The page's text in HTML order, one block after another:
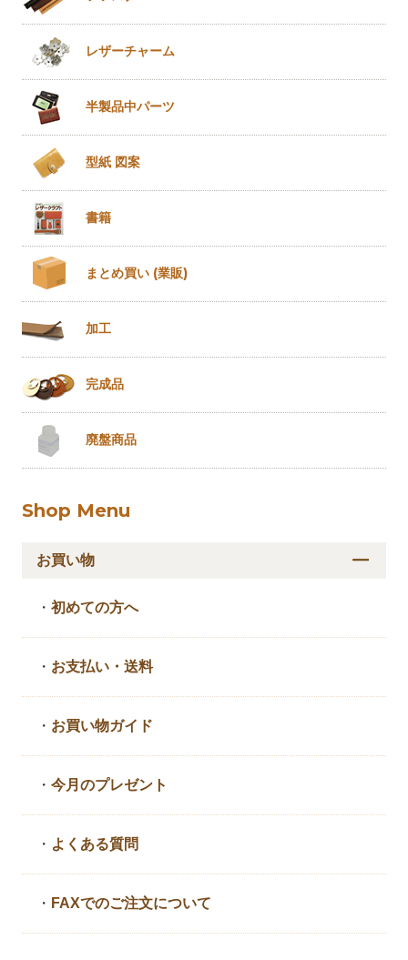
レザーチャーム
半製品中パーツ
型紙 図案
書籍
まとめ買い (業販)
加工
完成品
廃盤商品
Shop Menu
お買い物
・初めての方へ
・ お支払い・送料
・ お買い物ガイド
・今月のプレゼント
・ よくある質問
・ FAXでのご注文について